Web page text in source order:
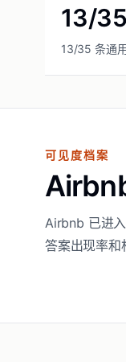
13/35
13/35 条通
可见度档案
Airbnb 已进
答案出现率和